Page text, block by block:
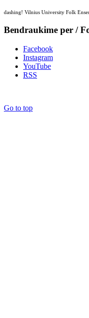
dashing! Vilnius University Folk
Bendraukime per /
Facebook
Instagram
YouTube
RSS
Go to top